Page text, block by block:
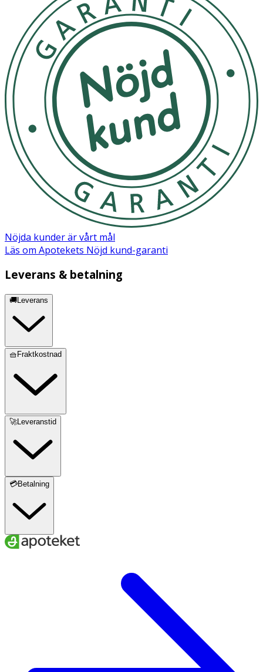
Säkerhetsdatablad (PDF)
Nöjda kunder är vårt mål
Läs om Apotekets Nöjd kund-garanti
Leverans & betalning
🚚Leverans
🧺Fraktkostnad
🚀Leveranstid
💳Betalning